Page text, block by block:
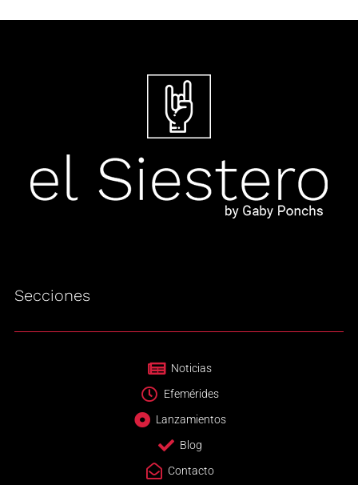
Secciones
Noticias
Efemérides
Lanzamientos
Blog
Contacto